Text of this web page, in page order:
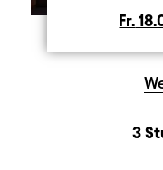
Fr.
Dauer und Pausen
3